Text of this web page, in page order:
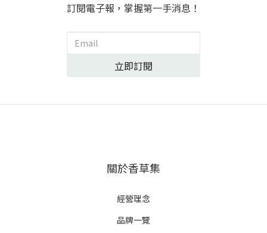
訂閱電子報，掌握第一手消息！
立即訂閱
關於香草集
經營理念
品牌一覽